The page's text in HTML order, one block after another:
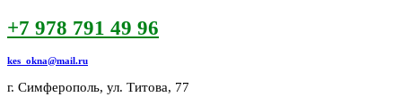
+7 978 791 49 96
kes_okna@mail.ru
г. Симферополь, ул. Титова, 77